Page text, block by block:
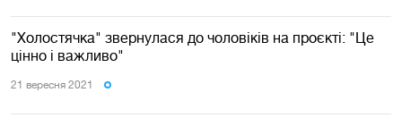
"Холостячка" звернулася до чоловіків на проєкті: "Це
цінно і важливо"
21 вересня 2021